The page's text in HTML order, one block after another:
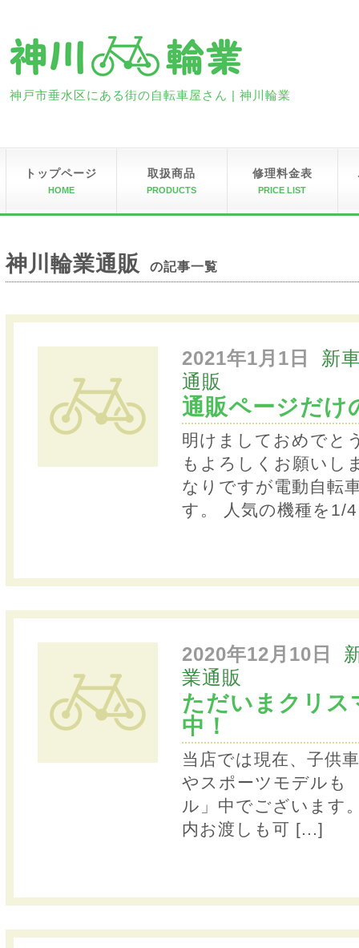
神戸市垂水区にある街の自転車屋さん | 神川輪業
トップページ
HOME
取扱商品
PRODUCTS
修理料金表
PRICE LIST
神川輪業通販 の記事一覧
2021年1月1日
新
通販
通販ページだけ
明けましておめでと
もよろしくお願い
なりですが電動自転
す。 人気の機種を1/
2020年12月10日
業通販
ただいまクリス
中！
当店では現在、子供
やスポーツモデルも
ル」中でございま
内お渡しも可 [...]